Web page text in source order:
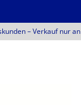
–Verkauf nur